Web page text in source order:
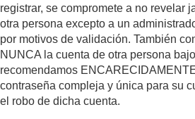
registrar, se compromete a no revelar
otra persona excepto a un
por motivos de validación. También
NUNCA la cuenta de otra persona
recomendamos
contraseña compleja y única para su
el robo de dicha cuenta.